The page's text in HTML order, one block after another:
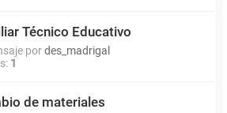
Técnico Educativo
pordes_madrigal
1
de materiales